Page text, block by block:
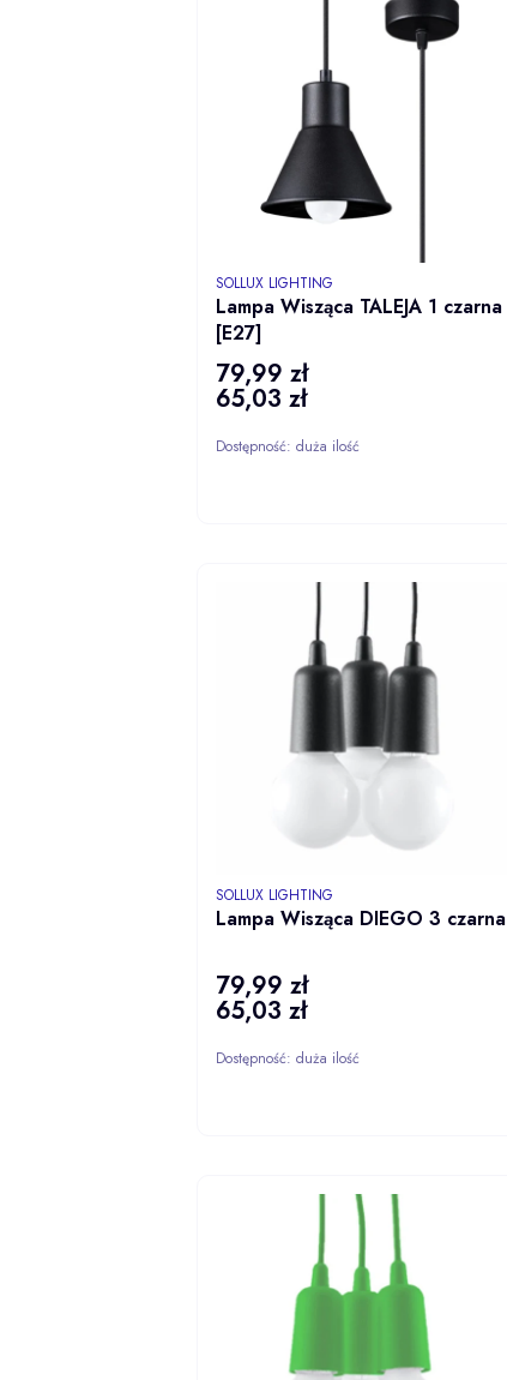
Lampa Wisząca TALEJA 1 czarna
[E27]
PRODUCENT
SOLLUX LIGHTING
Cena
79,99 zł
Cena
65,03 zł
Dostępność: duża ilość
Lampa Wisząca DIEGO 3 czarna
PRODUCENT
SOLLUX LIGHTING
Cena
79,99 zł
Cena
65,03 zł
Dostępność: duża ilość